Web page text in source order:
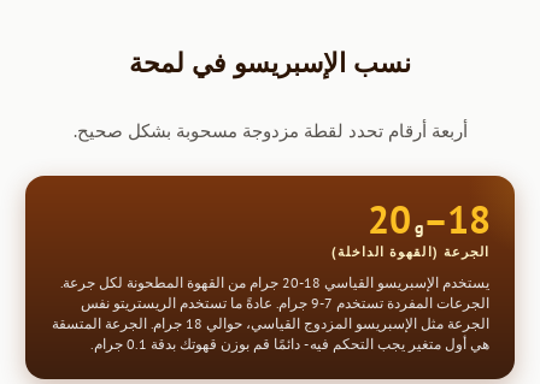
نسب الإسبريسو في لمحة
أربعة أرقام تحدد لقطة مزدوجة مسحوبة بشكل صحيح.
18–20
g
الجرعة (القهوة الداخلة)
يستخدم الإسبريسو القياسي 18-20 جرام من القهوة المطحونة لكل جرعة.
الجرعات المفردة تستخدم 7-9 جرام. عادةً ما تستخدم الريستريتو نفس
الجرعة مثل الإسبريسو المزدوج القياسي، حوالي 18 جرام. الجرعة المتسقة
هي أول متغير يجب التحكم فيه - دائمًا قم بوزن قهوتك بدقة 0.1 جرام.